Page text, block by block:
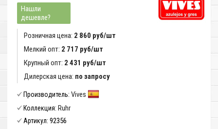
Нашли
дешевле?
Розничная цена: 2 860 руб/шт
Мелкий опт: 2 717 руб/шт
Крупный опт: 2 431 руб/шт
Дилерская цена: по запросу
Производитель: Vives
Коллекция: Ruhr
Артикул: 92356